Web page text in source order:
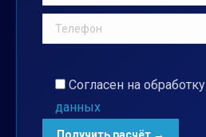
Согласен на обработку
данных